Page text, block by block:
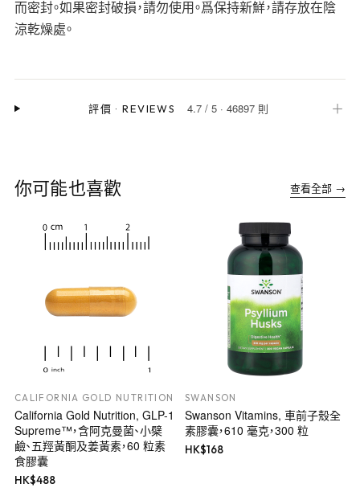
而密封。如果密封破損，請勿使用。爲保持新鮮，請存放在陰
涼乾燥處。
評價 ·REVIEWS 4.7/ 5· 46897 則 ＋
你可能也喜歡 查看全部 →
CALIFORNIA GOLD NUTRITION
California Gold Nutrition, GLP-1
Supreme™，含阿克曼菌、小檗
鹼、五羥黃酮及姜黃素，60 粒素
食膠囊
HK$488
SWANSON
Swanson Vitamins, 車前子殼全
素膠囊，610 毫克，300 粒
HK$168